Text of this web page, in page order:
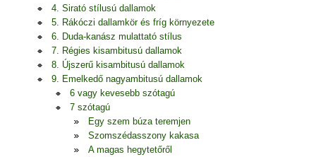
4. Sirató stílusú dallamok
5. Rákóczi dallamkör és fríg környezete
6. Duda-kanász mulattató stílus
7. Régies kisambitusú dallamok
8. Újszerű kisambitusú dallamok
9. Emelkedő nagyambitusú dallamok
6 vagy kevesebb szótagú
7 szótagú
Egy szem búza teremjen
Szomszédasszony kakasa
A magas hegytetőről